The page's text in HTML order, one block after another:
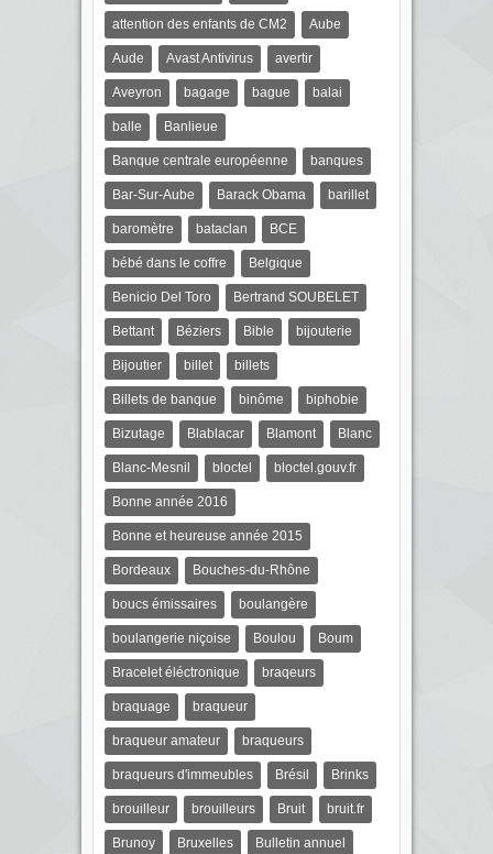
attention des enfants de CM2 Aube
Aude Avast Antivirus avertir
Aveyron bagage bague balai
balle Banlieue
Banque centrale européenne banques
Bar-Sur-Aube Barack Obama barillet
baromètre bataclan BCE
bébé dans le coffre Belgique
Benicio Del Toro Bertrand SOUBELET
Bettant Béziers Bible bijouterie
Bijoutier billet billets
Billets de banque binôme biphobie
Bizutage Blablacar Blamont Blanc
Blanc-Mesnil bloctel bloctel.gouv.fr
Bonne année 2016
Bonne et heureuse année 2015
Bordeaux Bouches-du-Rhône
boucs émissaires boulangère
boulangerie niçoise Boulou Boum
Bracelet éléctronique braqeurs
braquage braqueur
braqueur amateur braqueurs
braqueurs d'immeubles Brésil Brinks
brouilleur brouilleurs Bruit bruit.fr
Brunoy Bruxelles Bulletin annuel